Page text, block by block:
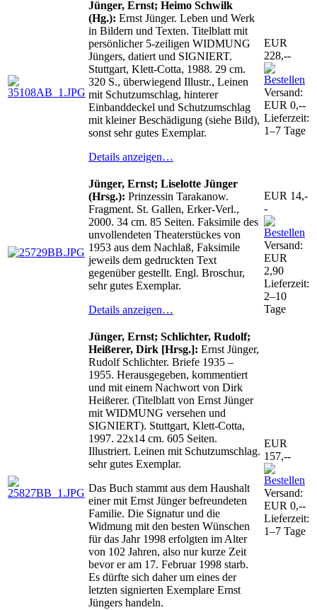
Jünger, Ernst; Heimo Schwilk
(Hg.): Ernst Jünger. Leben und Werk
in Bildern und Texten. Titelblatt mit
persönlicher 5-zeiligen WIDMUNG
Jüngers, datiert und SIGNIERT.
Stuttgart, Klett-Cotta, 1988. 29 cm.
320 S., überwiegend Illustr., Leinen
mit Schutzumschlag, hinterer
Einbanddeckel und Schutzumschlag
mit kleiner Beschädigung (siehe Bild),
sonst sehr gutes Exemplar.
Details anzeigen…
EUR
228,--
Versand:
EUR 0,--
Lieferzeit:
1–7 Tage
Jünger, Ernst; Liselotte Jünger
(Hrsg.): Prinzessin Tarakanow.
Fragment. St. Gallen, Erker-Verl.,
2000. 34 cm. 85 Seiten. Faksimile des
unvollendeten Theaterstückes von
1953 aus dem Nachlaß, Faksimile
jeweils dem gedruckten Text
gegenüber gestellt. Engl. Broschur,
sehr gutes Exemplar.
Details anzeigen…
EUR 14,-
-
Versand:
EUR
2,90
Lieferzeit:
2–10
Tage
Jünger, Ernst; Schlichter, Rudolf;
Heißerer, Dirk [Hrsg.]: Ernst Jünger,
Rudolf Schlichter. Briefe 1935 –
1955. Herausgegeben, kommentiert
und mit einem Nachwort von Dirk
Heißerer. (Titelblatt von Ernst Jünger
mit WIDMUNG versehen und
SIGNIERT). Stuttgart, Klett-Cotta,
1997. 22x14 cm. 605 Seiten.
Illustriert. Leinen mit Schutzumschlag.
sehr gutes Exemplar.
Das Buch stammt aus dem Haushalt
einer mit Ernst Jünger befreundeten
Familie. Die Signatur und die
Widmung mit den besten Wünschen
für das Jahr 1998 erfolgten im Alter
von 102 Jahren, also nur kurze Zeit
bevor er am 17. Februar 1998 starb.
Es dürfte sich daher um eines der
letzten signierten Exemplare Ernst
Jüngers handeln.
EUR
157,--
Versand:
EUR 0,--
Lieferzeit:
1–7 Tage